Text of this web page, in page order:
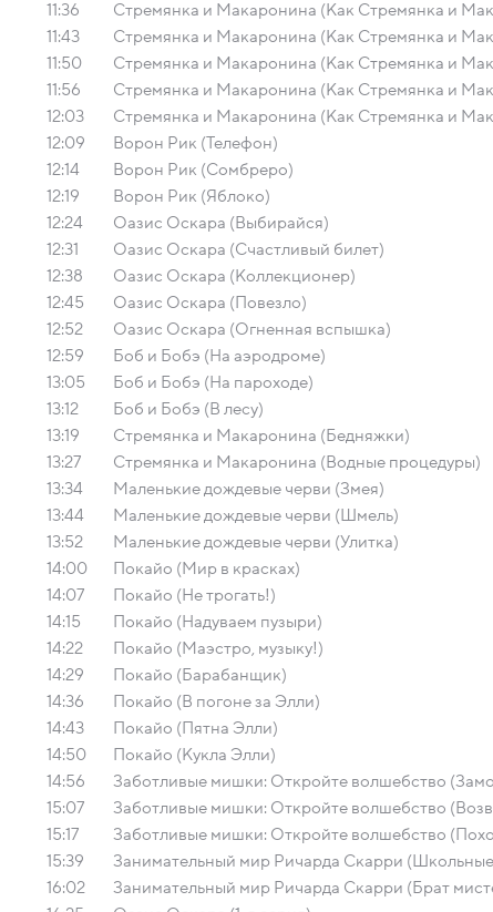
11:36
Стремянка и Макаронина (Как Стремянка и
11:43
Стремянка и Макаронина (Как Стремянка и
11:50
Стремянка и Макаронина (Как Стремянка и
11:56
Стремянка и Макаронина (Как Стремянка и
12:03
Стремянка и Макаронина (Как Стремянка и
12:09
Ворон Рик (Телефон)
12:14
Ворон Рик (Сомбреро)
12:19
Ворон Рик (Яблоко)
12:24
Оазис Оскара (Выбирайся)
12:31
Оазис Оскара (Счастливый билет)
12:38
Оазис Оскара (Коллекционер)
12:45
Оазис Оскара (Повезло)
12:52
Оазис Оскара (Огненная вспышка)
12:59
Боб и Бобэ (На аэродроме)
13:05
Боб и Бобэ (На пароходе)
13:12
Боб и Бобэ (В лесу)
13:19
Стремянка и Макаронина (Бедняжки)
13:27
Стремянка и Макаронина (Водные процедуры)
13:34
Маленькие дождевые черви (Змея)
13:44
Маленькие дождевые черви (Шмель)
13:52
Маленькие дождевые черви (Улитка)
14:00
Покайо (Мир в красках)
14:07
Покайо (Не трогать!)
14:15
Покайо (Надуваем пузыри)
14:22
Покайо (Маэстро, музыку!)
14:29
Покайо (Барабанщик)
14:36
Покайо (В погоне за Элли)
14:43
Покайо (Пятна Элли)
14:50
Покайо (Кукла Элли)
14:56
Заботливые мишки: Откройте волшебство
15:07
Заботливые мишки: Откройте волшебство
15:17
Заботливые мишки: Откройте волшебство
15:39
Занимательный мир Ричарда Скарри
16:02
Занимательный мир Ричарда Скарри (Брат